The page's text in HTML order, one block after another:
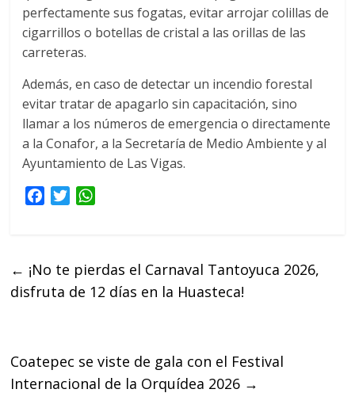
perfectamente sus fogatas, evitar arrojar colillas de
cigarrillos o botellas de cristal a las orillas de las
carreteras.
Además, en caso de detectar un incendio forestal
evitar tratar de apagarlo sin capacitación, sino
llamar a los números de emergencia o directamente
a la Conafor, a la Secretaría de Medio Ambiente y al
Ayuntamiento de Las Vigas.
b
o
T
e
s
A
← ¡No te pierdas el Carnaval Tantoyuca 2026,
disfruta de 12 días en la Huasteca!
Coatepec se viste de gala con el Festival
Internacional de la Orquídea 2026 →